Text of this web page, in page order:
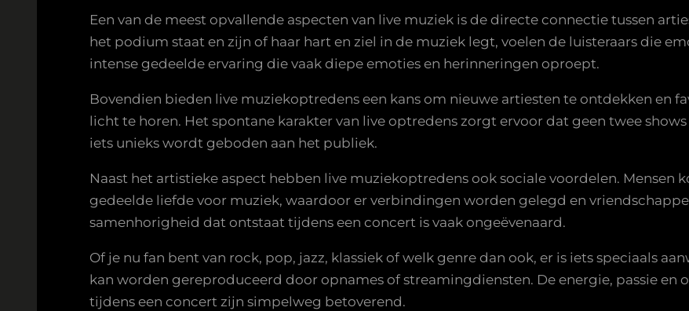
Een van de meest opvallende aspecten van live muziek is de directe connectie tussen
het podium staat en zijn of haar hart en ziel in de muziek legt, voelen de luisteraars die
intense gedeelde ervaring die vaak diepe emoties en herinneringen oproept.
Bovendien bieden live muziekoptredens een kans om nieuwe artiesten te ontdekken en
licht te horen. Het spontane karakter van live optredens zorgt ervoor dat geen twee
iets unieks wordt geboden aan het publiek.
Naast het artistieke aspect hebben live muziekoptredens ook sociale voordelen. Mensen
gedeelde liefde voor muziek, waardoor er verbindingen worden gelegd en
samenhorigheid dat ontstaat tijdens een concert is vaak ongeëvenaard.
Of je nu fan bent van rock, pop, jazz, klassiek of welk genre dan ook, er is iets speciaals
kan worden gereproduceerd door opnames of streamingdiensten. De energie, passie
tijdens een concert zijn simpelweg betoverend.